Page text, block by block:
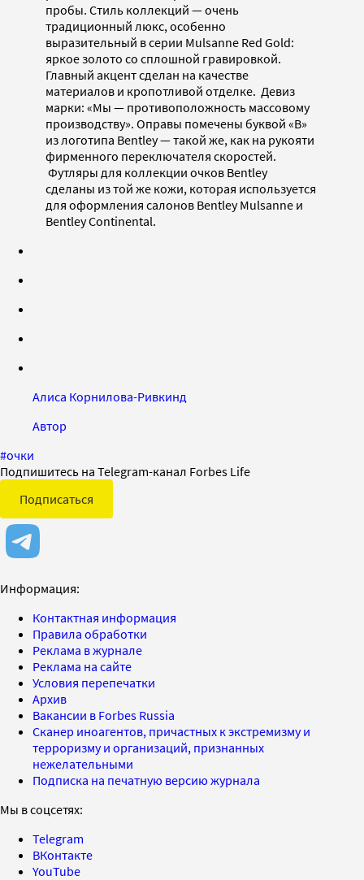
пробы. Стиль коллекций — очень
традиционный люкс, особенно
выразительный в серии Mulsanne Red Gold:
яркое золото со сплошной гравировкой.
Главный акцент сделан на качестве
материалов и кропотливой отделке. Девиз
марки: «Мы — противоположность массовому
производству». Оправы помечены буквой «В»
из логотипа Bentley — такой же, как на рукояти
фирменного переключателя скоростей.
Футляры для коллекции очков Bentley
сделаны из той же кожи, которая используется
для оформления салонов Bentley Mulsanne и
Bentley Continental.
Алиса Корнилова-Ривкинд
Автор
#очки
Подпишитесь на Telegram-канал Forbes Life
Подписаться
Информация:
Контактная информация
Правила обработки
Реклама в журнале
Реклама на сайте
Условия перепечатки
Архив
Вакансии в Forbes Russia
Сканер иноагентов, причастных к экстремизму и
терроризму и организаций, признанных
нежелательными
Подписка на печатную версию журнала
Мы в соцсетях:
Telegram
ВКонтакте
YouTube